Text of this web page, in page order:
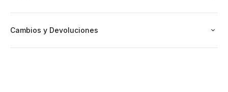
Cambios y Devoluciones